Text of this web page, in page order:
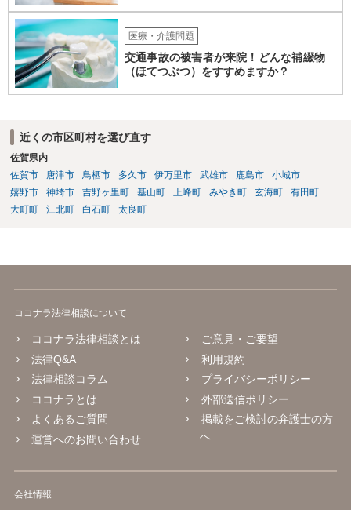
医療・介護問題
交通事故の被害者が来院！どんな補綴物
（ほてつぶつ）をすすめますか？
近くの市区町村を選び直す
佐賀県内
佐賀市
唐津市 鳥栖市 多久市 伊万里市 武雄市 鹿島市
小城市
嬉野市
神埼市 吉野ヶ里町 基山町 上峰町 みやき町 玄海町
有田町
大町町
江北町 白石町 太良町
ココナラ法律相談について
ココナラ法律相談とは
法律Q&A
法律相談コラム
ココナラとは
よくあるご質問
運営へのお問い合わせ
ご意見・ご要望
利用規約
プライバシーポリシー
外部送信ポリシー
掲載をご検討の弁護士の方
へ
会社情報